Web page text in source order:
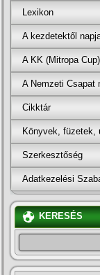
Lexikon
A kezdetektől
A KK (Mitropa
A Nemzeti Csapat
Cikktár
Könyvek, füzetek,
Szerkesztőség
Adatkezelési
KERESÉS